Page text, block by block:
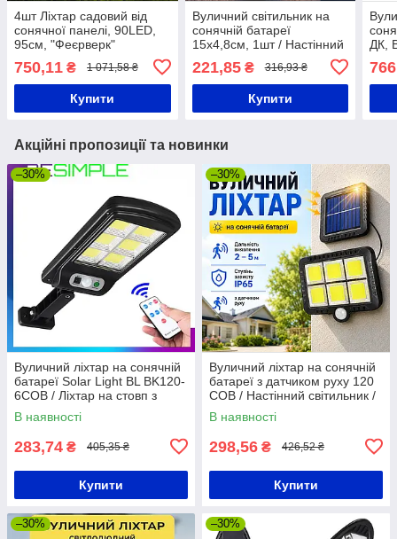
4шт Ліхтар садовий від
сонячної панелі, 90LED,
95см, "Феєрверк"
газонний LED світильник
750,11 ₴ 1 071,58 ₴
Купити
Вуличний світильник на
сонячній батареї
15х4,8см, 1шт / Настінний
світильник
221,85₴ 316,93 ₴
Купити
ДК,
Акційні пропозиції та новинки
–30%
Вуличний ліхтар на сонячній
батареї Solar Light BL BK120-
6COB / Ліхтар на стовп з
пультом ДУ
В наявності
283,74 ₴ 405,35 ₴
Купити
–30%
Вуличний ліхтар на сонячній
батареї з датчиком руху 120
COB / Настінний світильник /
Світильник вуличний
В наявності
298,56 ₴ 426,52 ₴
Купити
–30% –30%